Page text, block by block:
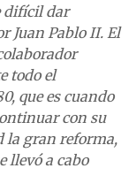
difícil dar
Juan Pablo II. El
todo el
que es cuando
con su
la gran reforma,
llevó a cabo